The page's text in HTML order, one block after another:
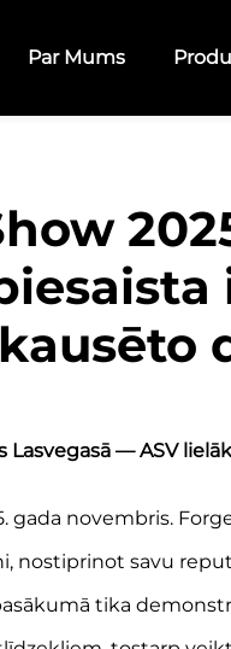
Par Mums
Lasvegasā — ASV
gada novembris.
nostiprinot savu
tika